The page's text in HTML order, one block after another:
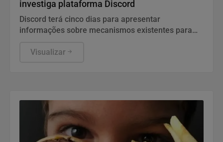
investiga plataforma Discord
Discord terá cinco dias para apresentar
informações sobre mecanismos existentes para
crianças e adolescentes, informou a ANPD, em
Visualizar